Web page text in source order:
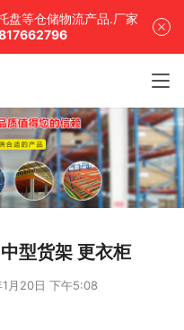
盘等仓储物流产品.厂家
型货架 更衣柜
1月20日 下午5:08